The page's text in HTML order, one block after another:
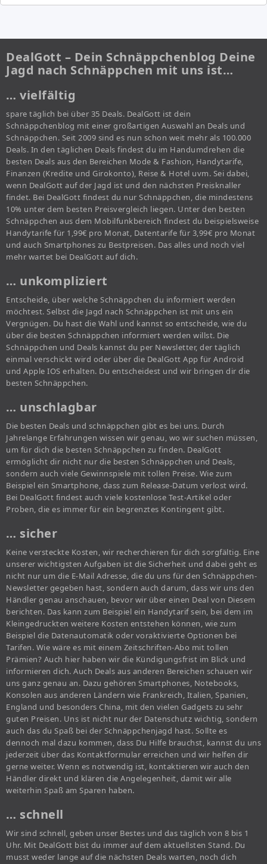
DealGott – Dein Schnäppchenblog Deine
Jagd nach Schnäppchen mit uns ist…
… vielfältig
spare täglich bei über 35 Deals. DealGott ist dein
Schnäppchenblog mit einer großartigen Auswahl an Deals und
Schnäppchen. Seit 2009 sind es nun schon weit mehr als 100.000
Deals. In den täglichen Deals findest du im Handumdrehen die
besten Deals aus den Bereichen Mode & Fashion, Handytarife,
Finanzen (Kredite und Girokonto), Reise & Hotel uvm. Sei dabei,
wenn DealGott auf der Jagd ist und den nächsten Preisknaller
findet. Bei DealGott findest du nur Schnäppchen, die mindestens
10% unter dem besten Preisvergleich liegen. Unter den besten
Schnäppchen aus dem Mobilfunkbereich findest du beispielsweise
Handytarife für 1,99€ pro Monat, Datentarife für 3,99€ pro Monat
und auch Smartphones zu Bestpreisen. Das alles und noch viel
mehr wartet bei DealGott auf dich.
… unkompliziert
Entscheide, über welche Schnäppchen du informiert werden
möchtest. Selbst die Jagd nach Schnäppchen ist mit uns ein
Vergnügen. Du hast die Wahl und kannst so entscheide, wie du
über die besten Schnäppchen informiert werden willst. Die
Schnäppchen und Deals kannst du per Newsletter, der täglich
einmal verschickt wird oder über die DealGott App für Android
und Apple IOS erhalten. Du entscheidest und wir bringen dir die
besten Schnäppchen.
… unschlagbar
Die besten Deals und schnäppchen gibt es bei uns. Durch
Jahrelange Erfahrungen wissen wir genau, wo wir suchen müssen,
um für dich die besten Schnäppchen zu finden. DealGott
ermöglicht dir nicht nur die besten Schnäppchen und Deals,
sondern auch viele Gewinnspiele mit tollen Preise. Wie zum
Beispiel ein Smartphone, dass zum Release-Datum verlost wird.
Bei DealGott findest auch viele kostenlose Test-Artikel oder
Proben, die es immer für ein begrenztes Kontingent gibt.
… sicher
Keine versteckte Kosten, wir recherchieren für dich sorgfältig. Eine
unserer wichtigsten Aufgaben ist die Sicherheit und dabei geht es
nicht nur um die E-Mail Adresse, die du uns für den Schnäppchen-
Newsletter gegeben hast, sondern auch darum, dass wir uns den
Händler genau anschauen, bevor wir über einen Deal von Diesem
berichten. Das kann zum Beispiel ein Handytarif sein, bei dem im
Kleingedruckten weitere Kosten entstehen können, wie zum
Beispiel die Datenautomatik oder voraktivierte Optionen bei
Tarifen. Wie wäre es mit einem Zeitschriften-Abo mit tollen
Prämien? Auch hier haben wir die Kündigungsfrist im Blick und
informieren dich. Auch Deals aus anderen Bereichen schauen wir
uns ganz genau an. Dazu gehören Smartphones, Notebooks,
Konsolen aus anderen Ländern wie Frankreich, Italien, Spanien,
England und besonders China, mit den vielen Gadgets zu sehr
guten Preisen. Uns ist nicht nur der Datenschutz wichtig, sondern
auch das du Spaß bei der Schnäppchenjagd hast. Sollte es
dennoch mal dazu kommen, dass Du Hilfe brauchst, kannst du uns
jederzeit über das Kontaktformular erreichen und wir helfen dir
gerne weiter. Wenn es notwendig ist, kontaktieren wir auch den
Händler direkt und klären die Angelegenheit, damit wir alle
weiterhin Spaß am Sparen haben.
… schnell
Wir sind schnell, geben unser Bestes und das täglich von 8 bis 1
Uhr. Mit DealGott bist du immer auf dem aktuellsten Stand. Du
musst weder lange auf die nächsten Deals warten, noch dich